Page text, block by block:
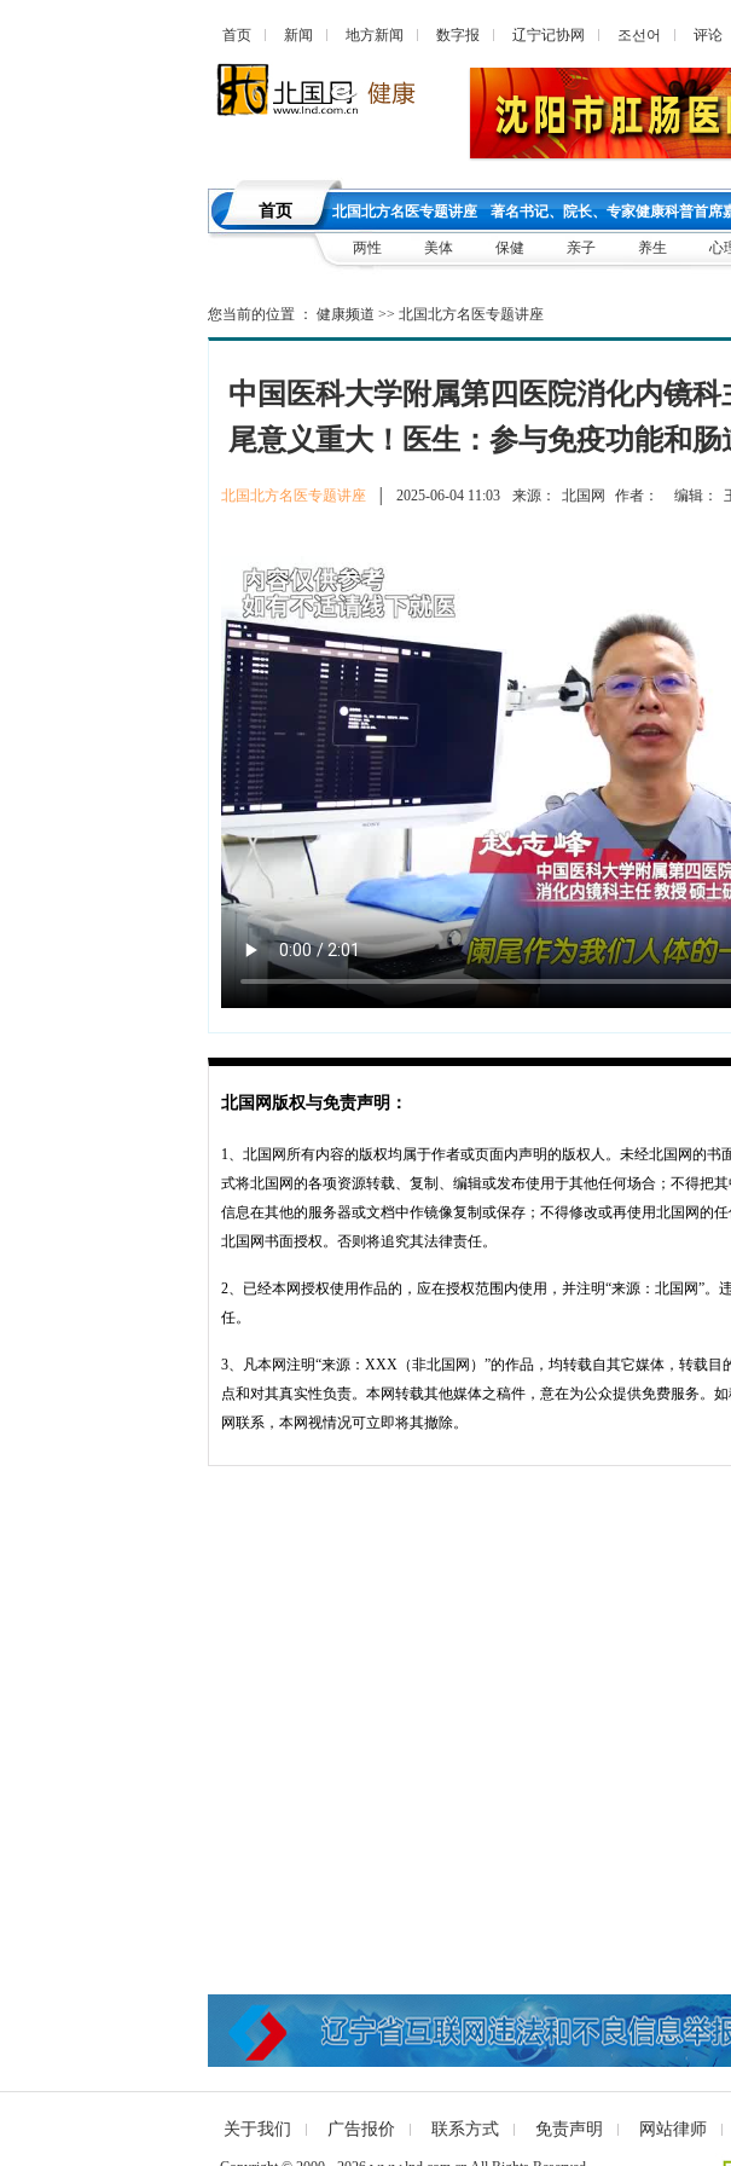
首页 新闻 地方新闻 数字报 辽宁记协网 조선어 评论
首页 北国北方名医专题讲座 著名书记、院长、专家健康科普首席
两性 美体 保健 亲子 养生 心
您当前的位置 ： 健康频道 >> 北国北方名医专题讲座
中国医科大学附属第四医院消化内镜
尾意义重大！医生：参与免疫功能和
北国北方名医专题讲座 2025-06-04 11:03 来源： 北国网 作者： 编辑：
北国网版权与免责声明：
1、北国网所有内容的版权均属于作者或页面内声明的版权人。未经北国网的
式将北国网的各项资源转载、复制、编辑或发布使用于其他任何场合；不得把
信息在其他的服务器或文档中作镜像复制或保存；不得修改或再使用北国网的
北国网书面授权。否则将追究其法律责任。
2、已经本网授权使用作品的，应在授权范围内使用，并注明“来源：北国网”。
任。
3、凡本网注明“来源：XXX（非北国网）”的作品，均转载自其它媒体，转载
点和对其真实性负责。本网转载其他媒体之稿件，意在为公众提供免费服务。
网联系，本网视情况可立即将其撤除。
关于我们 广告报价 联系方式 免责声明 网站律师